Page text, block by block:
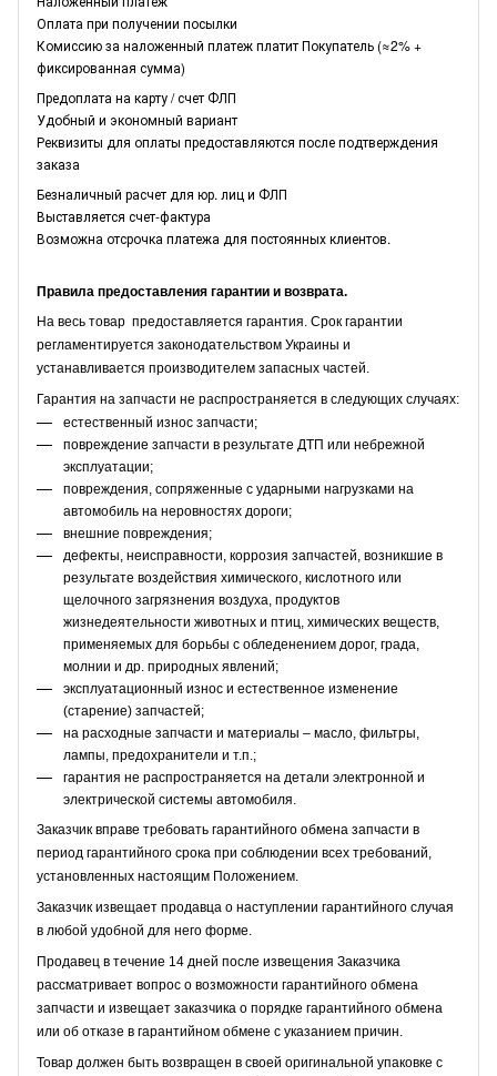
Оплата при получении посылки
Комиссию за наложенный платеж платит Покупатель (≈2% +
фиксированная сумма)
Предоплата на карту / счет ФЛП
Удобный и экономный вариант
Реквизиты для оплаты предоставляются после подтверждения
заказа
Безналичный расчет для юр. лиц и ФЛП
Выставляется счет-фактура
Возможна отсрочка платежа для постоянных клиентов.
Правила предоставления гарантии и возврата.
На весь товар предоставляется гарантия. Срок гарантии
регламентируется законодательством Украины и
устанавливается производителем запасных частей.
Гарантия на запчасти не распространяется в следующих случаях:
естественный износ запчасти;
повреждение запчасти в результате ДТП или небрежной
эксплуатации;
повреждения, сопряженные с ударными нагрузками на
автомобиль на неровностях дороги;
внешние повреждения;
дефекты, неисправности, коррозия запчастей, возникшие в
результате воздействия химического, кислотного или
щелочного загрязнения воздуха, продуктов
жизнедеятельности животных и птиц, химических веществ,
применяемых для борьбы с обледенением дорог, града,
молнии и др. природных явлений;
эксплуатационный износ и естественное изменение
(старение) запчастей;
на расходные запчасти и материалы – масло, фильтры,
лампы, предохранители и т.п.;
гарантия не распространяется на детали электронной и
электрической системы автомобиля.
Заказчик вправе требовать гарантийного обмена запчасти в
период гарантийного срока при соблюдении всех требований,
установленных настоящим Положением.
Заказчик извещает продавца о наступлении гарантийного случая
в любой удобной для него форме.
Продавец в течение 14 дней после извещения Заказчика
рассматривает вопрос о возможности гарантийного обмена
запчасти и извещает заказчика о порядке гарантийного обмена
или об отказе в гарантийном обмене с указанием причин.
Товар должен быть возвращен в своей оригинальной упаковке с